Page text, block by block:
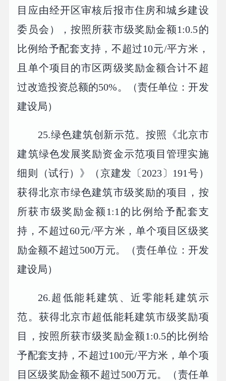
目应由经开区审核后报市住房和城乡建设
委员会），按照所获市级奖励金额1:0.5的
比例给予配套支持，不超过10元/平方米，
且单个项目的市区两级奖励金额合计不超
过改造投资总额的50%。（责任单位：开发
建设局）
25.绿色建筑创新示范。按照《北京市
建筑绿色发展奖励资金示范项目管理实施
细则（试行）》（京建发〔2023〕191号）
获得北京市绿色建筑市级奖励的项目，按
所获市级奖励金额1:1的比例给予配套支
持，不超过60元/平方米，单个项目区级奖
励金额不超过500万元。（责任单位：开发
建设局）
26.超低能耗建筑、近零能耗建筑示
范。获得北京市超低能耗建筑市级奖励项
目，按照所获市级奖励金额1:0.5的比例给
予配套支持，不超过100元/平方米，单个项
目区级奖励金额不超过500万元。（责任单